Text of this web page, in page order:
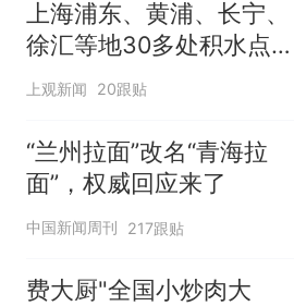
上海浦东、黄浦、长宁、
徐汇等地30多处积水点正
在抢排
上观新闻 20跟贴
“兰州拉面”改名“青海拉
面”，权威回应来了
中国新闻周刊 217跟贴
费大厨"全国小炒肉大